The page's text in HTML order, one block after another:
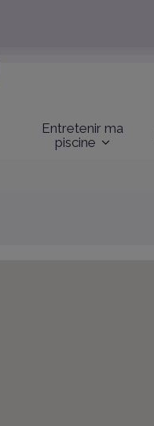
Entretenir ma
piscine